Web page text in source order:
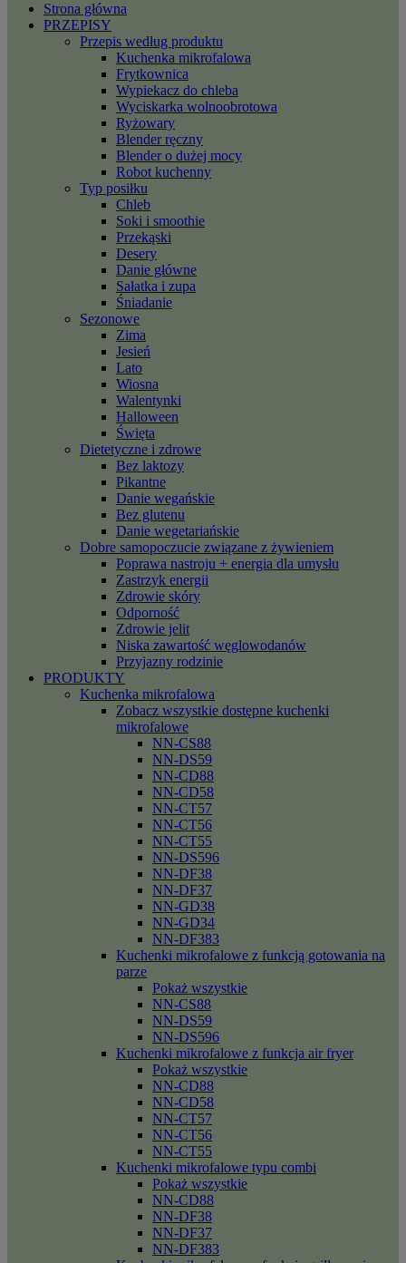
Strona główna
PRZEPISY
Przepis według produktu
Kuchenka mikrofalowa
Frytkownica
Wypiekacz do chleba
Wyciskarka wolnoobrotowa
Ryżowary
Blender ręczny
Blender o dużej mocy
Robot kuchenny
Typ posiłku
Chleb
Soki i smoothie
Przekąski
Desery
Danie główne
Sałatka i zupa
Śniadanie
Sezonowe
Zima
Jesień
Lato
Wiosna
Walentynki
Halloween
Święta
Dietetyczne i zdrowe
Bez laktozy
Pikantne
Danie wegańskie
Bez glutenu
Danie wegetariańskie
Dobre samopoczucie związane z żywieniem
Poprawa nastroju + energia dla umysłu
Zastrzyk energii
Zdrowie skóry
Odporność
Zdrowie jelit
Niska zawartość węglowodanów
Przyjazny rodzinie
PRODUKTY
Kuchenka mikrofalowa
Zobacz wszystkie dostępne kuchenki
mikrofalowe
NN-CS88
NN-DS59
NN-CD88
NN-CD58
NN-CT57
NN-CT56
NN-CT55
NN-DS596
NN-DF38
NN-DF37
NN-GD38
NN-GD34
NN-DF383
Kuchenki mikrofalowe z funkcją gotowania na
parze
Pokaż wszystkie
NN-CS88
NN-DS59
NN-DS596
Kuchenki mikrofalowe z funkcja air fryer
Pokaż wszystkie
NN-CD88
NN-CD58
NN-CT57
NN-CT56
NN-CT55
Kuchenki mikrofalowe typu combi
Pokaż wszystkie
NN-CD88
NN-DF38
NN-DF37
NN-DF383